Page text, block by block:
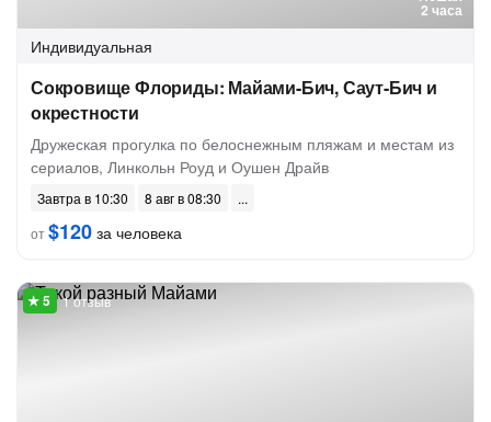
2 часа
Индивидуальная
Сокровище Флориды: Майами-Бич, Саут-Бич и
окрестности
Дружеская прогулка по белоснежным пляжам и местам из
сериалов, Линкольн Роуд и Оушен Драйв
Завтра в 10:30
8 авг в 08:30
от$120 за человека
1 отзыв